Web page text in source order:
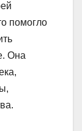
помогло
Она